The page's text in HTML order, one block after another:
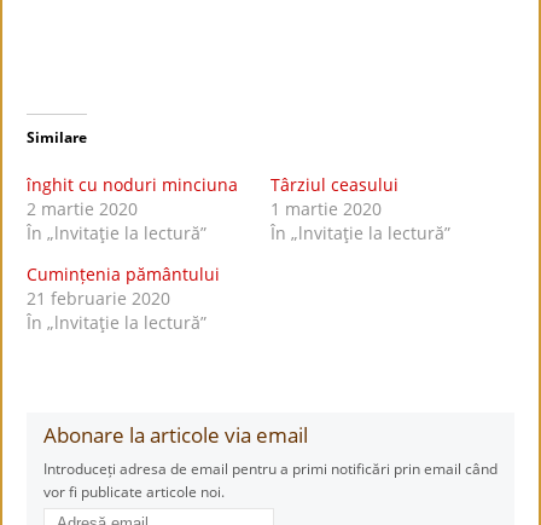
Similare
înghit cu noduri minciuna
2 martie 2020
În „lnvitaţie la lectură”
Târziul ceasului
1 martie 2020
În „lnvitaţie la lectură”
Cumințenia pământului
21 februarie 2020
În „lnvitaţie la lectură”
Abonare la articole via email
Introduceți adresa de email pentru a primi notificări prin email când
vor fi publicate articole noi.
Adresă